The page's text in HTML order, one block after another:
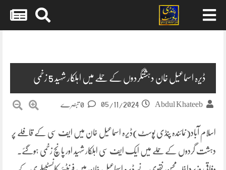
ڈیرہ اسماعیل خان دہشتگردوں کے حملے میں اہلکار شہید 5 زخمی
Abdul Khateeb
05/11/2024
اسلام آباد(نمائندہ پنڈی پوسٹ)ڈیرہ اسماعیل خان میں ایف سی کے قافلے پر
دہشت گردوں کے حملے میں ایک ایف سی اہلکار شہید اور پانچ زخمی ہوگئے۔